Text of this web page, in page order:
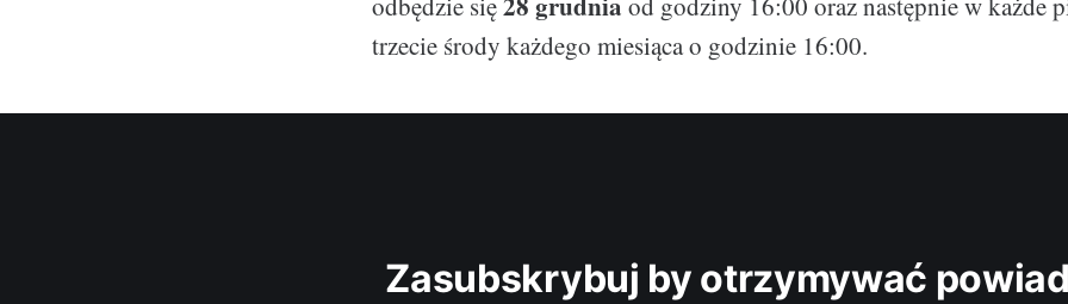
trzecie środy każdego miesiąca o godzinie 16:00.
Zasubskrybuj by otrzymywać